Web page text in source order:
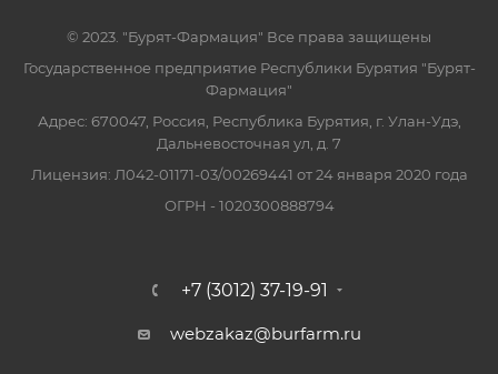
© 2023. "Бурят-Фармация" Все права защищены
Государственное предприятие Республики Бурятия "Бурят-
Фармация"
Адрес: 670047, Россия, Республика Бурятия, г. Улан-Удэ,
Дальневосточная ул, д. 7
Лицензия: Л042-01171-03/00269441 от 24 января 2020 года
ОГРН - 1020300888794
+7 (3012) 37-19-91
webzakaz@burfarm.ru